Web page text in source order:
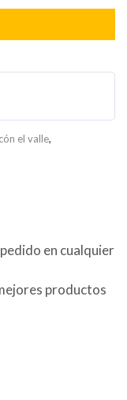
el valle,
en cualquier
productos